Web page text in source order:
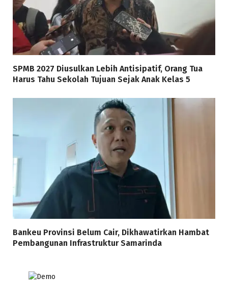
SPMB 2027 Diusulkan Lebih Antisipatif, Orang Tua
Harus Tahu Sekolah Tujuan Sejak Anak Kelas 5
Bankeu Provinsi Belum Cair, Dikhawatirkan Hambat
Pembangunan Infrastruktur Samarinda